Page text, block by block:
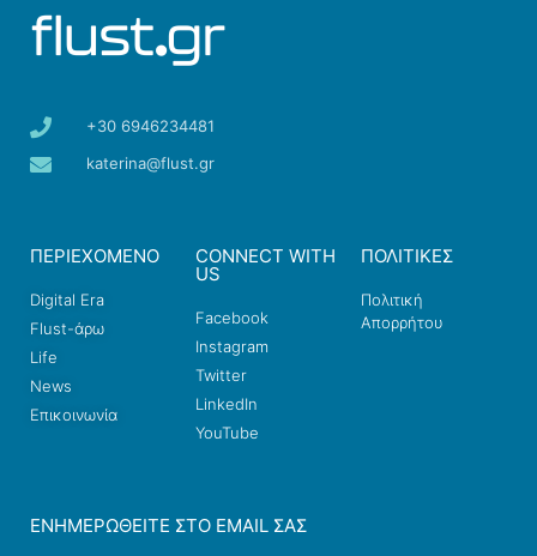
+30 6946234481
katerina@flust.gr
ΠΕΡΙΕΧΟΜΕΝΟ
Digital Era
Flust-άρω
Life
News
Επικοινωνία
CONNECT WITH
US
Facebook
Instagram
Twitter
LinkedIn
YouTube
ΠΟΛΙΤΙΚΕΣ
Πολιτική
Απορρήτου
ΕΝΗΜΕΡΩΘΕΊΤΕ ΣΤΟ EMAIL ΣΑΣ